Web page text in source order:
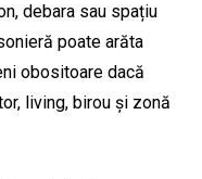
debara sau spațiu
poate arăta
obositoare dacă
living, birou și zonă